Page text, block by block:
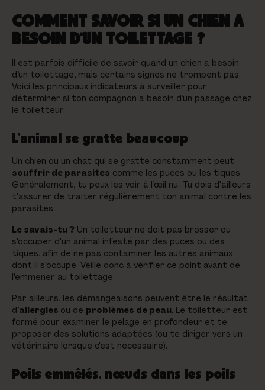
COMMENT SAVOIR SI UN CHIEN A
BESOIN D’UN TOILETTAGE ?
Il est parfois difficile de savoir quand un chien a besoin
d’un toilettage, mais certains signes ne trompent pas.
Voici les principaux indicateurs à surveiller pour
déterminer si ton compagnon a besoin d’un passage chez
le toiletteur.
L’animal se gratte beaucoup
Un chien ou un chat qui se gratte constamment peut
souffrir de parasites comme les puces ou les tiques.
Généralement, tu peux les voir à l’œil nu. Tu dois d'ailleurs
t'assurer de traiter régulièrement ton animal contre les
parasites.
Le savais-tu ? Un toiletteur ne doit pas brosser ou
s'occuper d'un animal infesté par des puces ou des
tiques, afin de ne pas contaminer les autres animaux
dont il s'occupe. Veille donc à vérifier ce point avant de
l'emmener au toilettage.
Par ailleurs, les démangeaisons peuvent être le résultat
d’allergies ou de problèmes de peau. Le toiletteur est
formé pour examiner le pelage en profondeur et te
proposer des solutions adaptées (ou te diriger vers un
vétérinaire lorsque c'est nécessaire).
Poils emmêlés, nœuds dans les poils